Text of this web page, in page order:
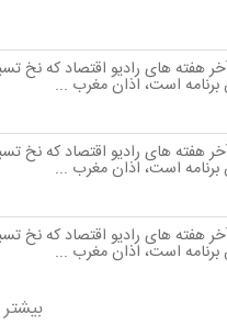
هفته های رادیو اقتصاد كه نخ
برنامه است، اذان مغرب ...
هفته های رادیو اقتصاد كه نخ
برنامه است، اذان مغرب ...
هفته های رادیو اقتصاد كه نخ
برنامه است، اذان مغرب ...